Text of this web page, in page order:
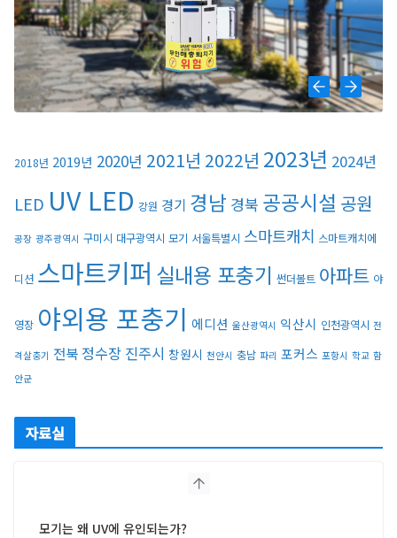
2018년 2019년 2020년 2021년 2022년 2023년 2024년
LED UV LED 강원 경기 경남 경북 공공시설 공원
공장 광주광역시 구미시 대구광역시 모기 서울특별시 스마트캐치 스마트캐치에
디션 스마트키퍼 실내용 포충기 썬더볼트 아파트 야
영장 야외용 포충기 에디션 울산광역시 익산시 인천광역시 전
격살충기 전북 정수장 진주시 창원시 천안시 충남 파리 포커스 포항시 학교 함
안군
자료실
모기는 왜 UV에 유인되는가?